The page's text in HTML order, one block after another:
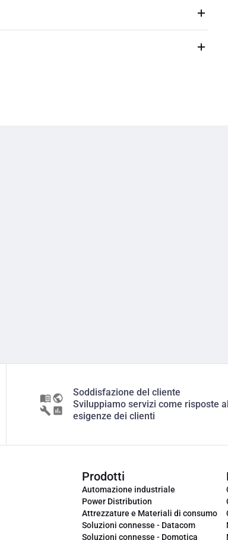
Soddisfazione del cliente
Sviluppiamo servizi come risposte
esigenze dei clienti
Prodotti
Automazione industriale
Power Distribution
Attrezzature e Materiali di consumo
Soluzioni connesse - Datacom
Soluzioni connesse - Domotica